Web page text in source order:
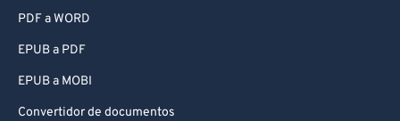
PDF a WORD
EPUB a PDF
EPUB a MOBI
Convertidor de documentos